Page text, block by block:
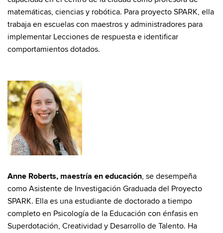
matemáticas, ciencias y robótica. Para proyecto SPARK, ella
trabaja en escuelas con maestros y administradores para
implementar Lecciones de respuesta e identificar
comportamientos dotados.
Anne Roberts, maestría en educación, se desempeña
como Asistente de Investigación Graduada del Proyecto
SPARK. Ella es una estudiante de doctorado a tiempo
completo en Psicología de la Educación con énfasis en
Superdotación, Creatividad y Desarrollo de Talento. Ha